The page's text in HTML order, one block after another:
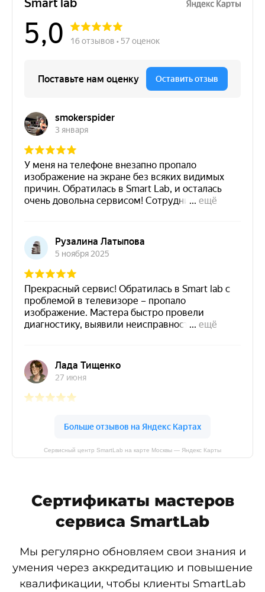
Сервисный центр SmartLab на карте Москвы — Яндекс Карты
Сертификаты мастеров
сервиса SmartLab
Мы регулярно обновляем свои знания и
умения через аккредитацию и повышение
квалификации, чтобы клиенты SmartLab